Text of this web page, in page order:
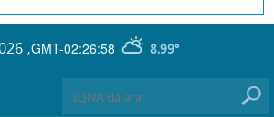
GMT-02:26:58 8.99°
,